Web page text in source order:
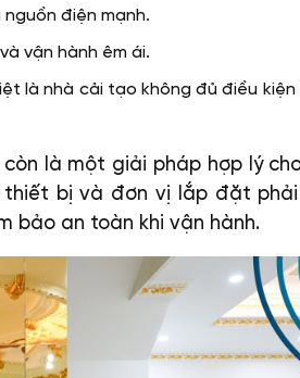
nguồn điện mạnh.
vận hành êm ái.
là nhà cải tạo không đủ điều
là một giải pháp hợp lý
thiết bị và đơn vị lắp đặt
bảo an toàn khi vận hành.